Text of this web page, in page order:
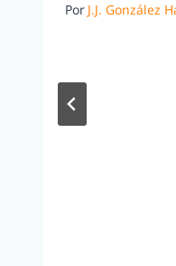
Por J.J. González